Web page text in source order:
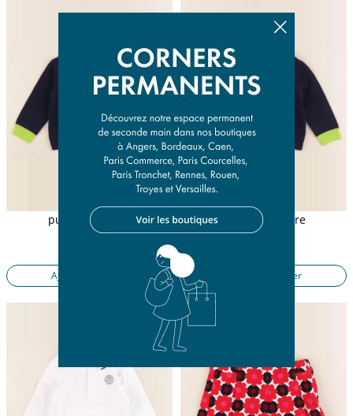
pull multicolore
12 mois
Ajouter au panier
pull multicolore
6 mois
Ajouter au panier